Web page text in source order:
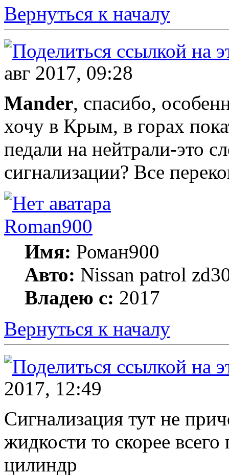
Вернуться к началу
авг 2017, 09:28
Mander, спасибо,
хочу в Крым, в горах
педали на нейтрали-это
сигнализации? Все
Roman900
Имя: Роман900
Авто: Nissan patrol
Владею с: 2017
Вернуться к началу
2017, 12:49
Сигнализация тут не
жидкости то скорее
цилиндр